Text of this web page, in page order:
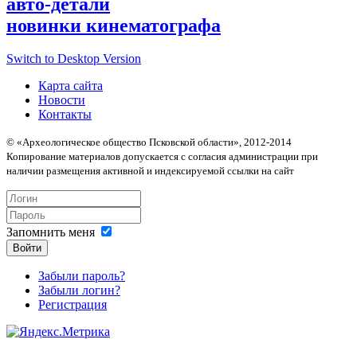
новинки кинематографа
Switch to Desktop Version
Карта сайта
Новости
Контакты
© «Археологическое общество Псковской области», 2012-2014
Копирование материалов допускается с согласия администрации при
наличии размещения активной и индексируемой ссылки на сайт
Запомнить меня
Войти
Забыли пароль?
Забыли логин?
Регистрация